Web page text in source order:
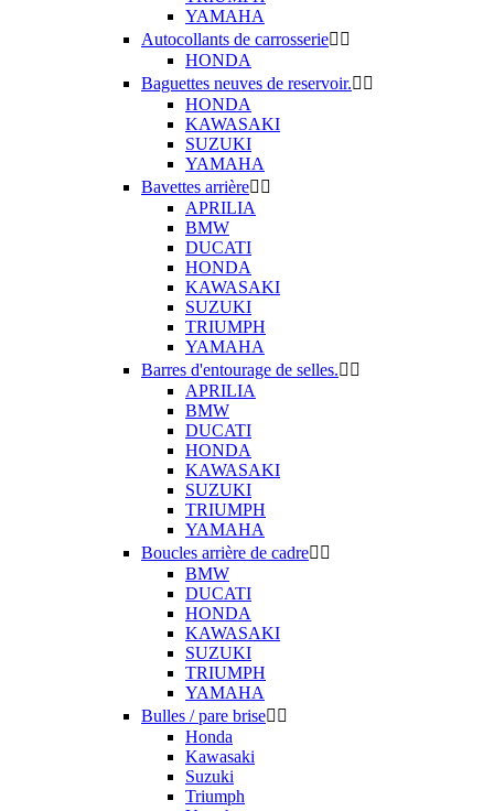
YAMAHA
Autocollants de carrosserie 
HONDA
Baguettes neuves de reservoir. 
HONDA
KAWASAKI
SUZUKI
YAMAHA
Bavettes arrière 
APRILIA
BMW
DUCATI
HONDA
KAWASAKI
SUZUKI
TRIUMPH
YAMAHA
Barres d'entourage de selles. 
APRILIA
BMW
DUCATI
HONDA
KAWASAKI
SUZUKI
TRIUMPH
YAMAHA
Boucles arrière de cadre 
BMW
DUCATI
HONDA
KAWASAKI
SUZUKI
TRIUMPH
YAMAHA
Bulles / pare brise 
Honda
Kawasaki
Suzuki
Triumph